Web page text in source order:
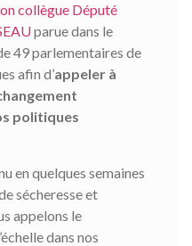
collègue Député
parue dans le
49 parlementaires de
afin d’appeler à
politiques
en quelques semaines
sécheresse et
appelons le
dans nos